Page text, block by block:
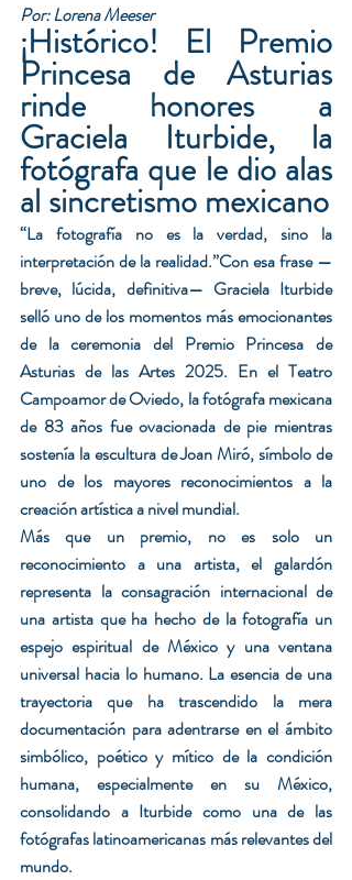
Por: Lorena Meeser
¡Histórico! El Premio
Princesa de Asturias
rinde honores a
Graciela Iturbide, la
fotógrafa que le dio alas
al sincretismo mexicano
“La fotografía no es la verdad, sino la
interpretación de la realidad.”Con esa frase —
breve, lúcida, definitiva— Graciela Iturbide
selló uno de los momentos más emocionantes
de la ceremonia del Premio Princesa de
Asturias de las Artes 2025. En el Teatro
Campoamor de Oviedo, la fotógrafa mexicana
de 83 años fue ovacionada de pie mientras
sostenía la escultura de Joan Miró, símbolo de
uno de los mayores reconocimientos a la
creación artística a nivel mundial.
Más que un premio, no es solo un
reconocimiento a una artista, el galardón
representa la consagración internacional de
una artista que ha hecho de la fotografía un
espejo espiritual de México y una ventana
universal hacia lo humano. La esencia de una
trayectoria que ha trascendido la mera
documentación para adentrarse en el ámbito
simbólico, poético y mítico de la condición
humana, especialmente en su México,
consolidando a Iturbide como una de las
fotógrafas latinoamericanas más relevantes del
mundo.